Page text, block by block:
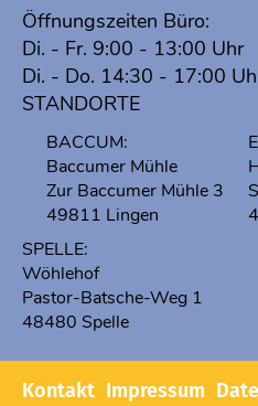
Öffnungszeiten Büro:
Di. - Fr. 9:00 - 13:00 Uhr
Di. - Do. 14:30 - 17:00
STANDORTE
BACCUM:
Baccumer Mühle
Zur Baccumer Mühle 3
49811 Lingen
SPELLE:
Wöhlehof
Pastor-Batsche-Weg 1
48480 Spelle
Kontakt Impressum